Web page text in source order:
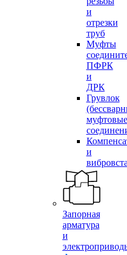
и
отрезки
труб
Муфты
ПФРК
и
ДРК
Грувлок
муфтовые
и
Запорная
арматура
и